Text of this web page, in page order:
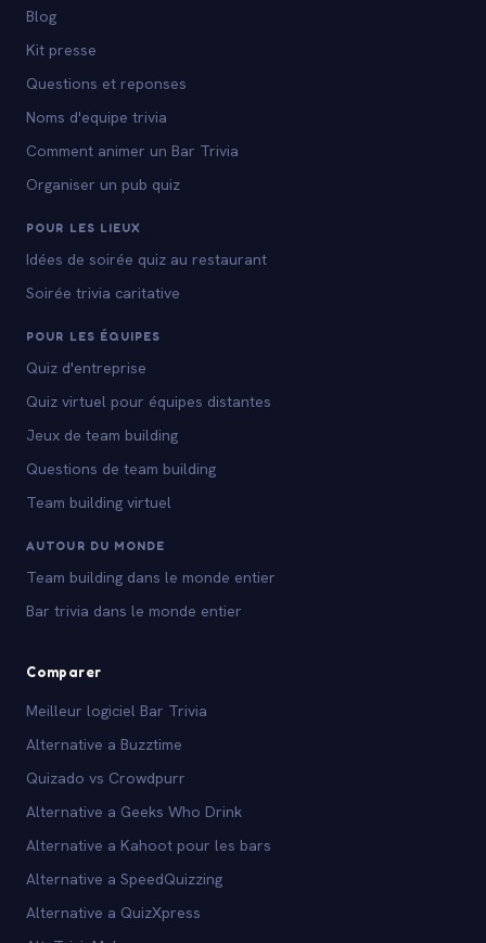
Blog
Kit presse
Questions et reponses
Noms d'equipe trivia
Comment animer un Bar Trivia
Organiser un pub quiz
POUR LES LIEUX
Idées de soirée quiz au restaurant
Soirée trivia caritative
POUR LES ÉQUIPES
Quiz d'entreprise
Quiz virtuel pour équipes distantes
Jeux de team building
Questions de team building
Team building virtuel
AUTOUR DU MONDE
Team building dans le monde entier
Bar trivia dans le monde entier
Comparer
Meilleur logiciel Bar Trivia
Alternative a Buzztime
Quizado vs Crowdpurr
Alternative a Geeks Who Drink
Alternative a Kahoot pour les bars
Alternative a SpeedQuizzing
Alternative a QuizXpress